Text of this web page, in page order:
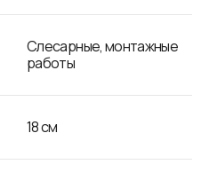
Слесарные, монтажные
работы
18см